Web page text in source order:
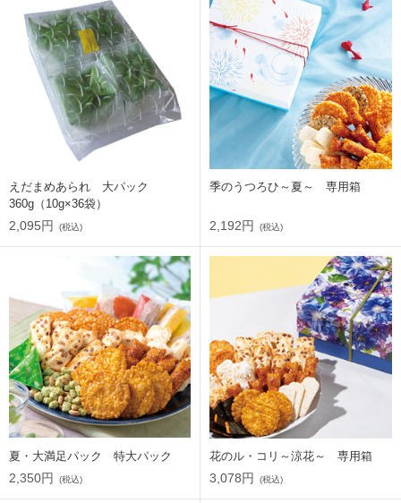
えだまめあられ 大パック
360g（10g×36袋）
2,095円 (税込)
季のうつろひ～夏～ 専用箱
2,192円 (税込)
夏・大満足パック 特大パック
2,350円 (税込)
花のル・コリ～涼花～ 専用箱
3,078円 (税込)